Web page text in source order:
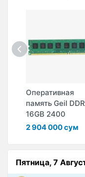
Оперативная
память Geil
16GB 2400
2 904 000 сум
Пятница, 7